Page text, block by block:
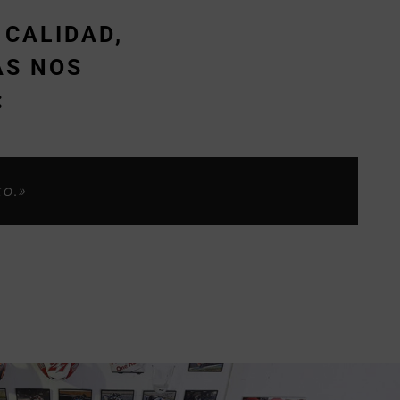
NOS
yo, ahora os habeis
clientes.»